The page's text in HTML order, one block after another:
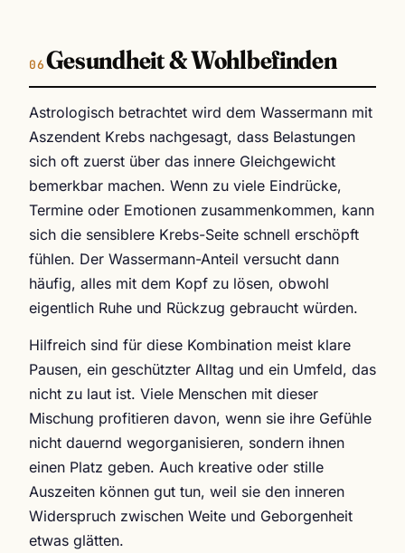
Gesundheit & Wohlbefinden
Astrologisch betrachtet wird dem Wassermann mit
Aszendent Krebs nachgesagt, dass Belastungen
sich oft zuerst über das innere Gleichgewicht
bemerkbar machen. Wenn zu viele Eindrücke,
Termine oder Emotionen zusammenkommen, kann
sich die sensiblere Krebs-Seite schnell erschöpft
fühlen. Der Wassermann-Anteil versucht dann
häufig, alles mit dem Kopf zu lösen, obwohl
eigentlich Ruhe und Rückzug gebraucht würden.
Hilfreich sind für diese Kombination meist klare
Pausen, ein geschützter Alltag und ein Umfeld, das
nicht zu laut ist. Viele Menschen mit dieser
Mischung profitieren davon, wenn sie ihre Gefühle
nicht dauernd wegorganisieren, sondern ihnen
einen Platz geben. Auch kreative oder stille
Auszeiten können gut tun, weil sie den inneren
Widerspruch zwischen Weite und Geborgenheit
etwas glätten.